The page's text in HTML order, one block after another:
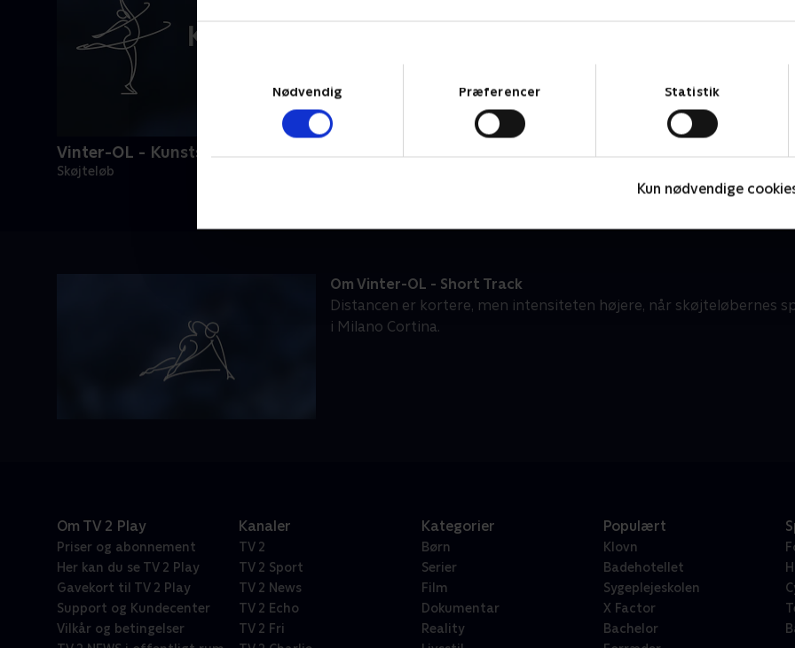
Nødvendig
Præferencer Statistik
Kun nødvendige
Vinter-OL - Kunstskøjteløb
Skøjteløb
Om Vinter-OL - Short Track
Distancen er kortere, men intensiteten højere, når skøjteløbernes
i Milano Cortina.
Om TV 2 Play
Priser og abonnement
Her kan du se TV 2 Play
Gavekort til TV 2 Play
Support og Kundecenter
Vilkår og betingelser
Kanaler
TV 2
TV 2 Sport
TV 2 News
TV 2 Echo
TV 2 Fri
Kategorier
Børn
Serier
Film
Dokumentar
Reality
Populært
Klovn
Badehotellet
Sygeplejeskolen
X Factor
Bachelor